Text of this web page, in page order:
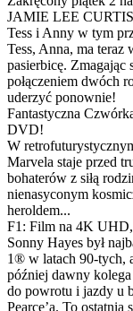
JAMIE LEE
Tess i Anny w tym
Tess, Anna, ma teraz
pasierbicę.
połączeniem dwóch
uderzyć ponownie!
Fantastyczna
DVD!
W
Marvela staje przed
bohaterów z siłą
nienasyconym
heroldem...
F1: Film na 4K
Sonny Hayes był
1® w latach 90-tych,
później dawny kolega
do powrotu i jazdy u
Pearce’a. To ostatnia